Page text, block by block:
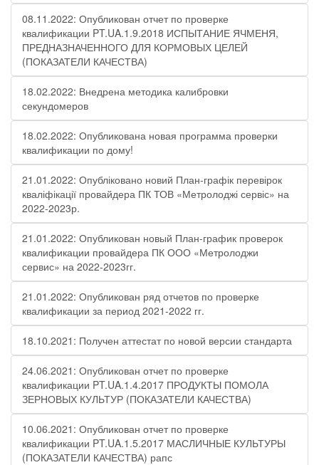
08.11.2022: Опубликован отчет по проверке
квалификации PT.UA.1.9.2018 ИСПЫТАНИЕ ЯЧМЕНЯ,
ПРЕДНАЗНАЧЕННОГО ДЛЯ КОРМОВЫХ ЦЕЛЕЙ
(ПОКАЗАТЕЛИ КАЧЕСТВА)
18.02.2022: Внедрена методика калибровки
секундомеров
18.02.2022: Опубликована новая программа проверки
квалификации по дому!
21.01.2022: Опубліковано новий План-графік перевірок
кваліфікації провайдера ПК ТОВ «Метролоджі сервіс» на
2022-2023р.
21.01.2022: Опубликован новый План-график проверок
квалификации провайдера ПК ООО «Метролоджи
сервис» на 2022-2023гг.
21.01.2022: Опубликован ряд отчетов по проверке
квалификации за период 2021-2022 гг.
18.10.2021: Получен аттестат по новой версии стандарта
24.06.2021: Опубликован отчет по проверке
квалификации PT.UA.1.4.2017 ПРОДУКТЫ ПОМОЛА
ЗЕРНОВЫХ КУЛЬТУР (ПОКАЗАТЕЛИ КАЧЕСТВА)
10.06.2021: Опубликован отчет по проверке
квалификации PT.UA.1.5.2017 МАСЛИЧНЫЕ КУЛЬТУРЫ
(ПОКАЗАТЕЛИ КАЧЕСТВА) рапс